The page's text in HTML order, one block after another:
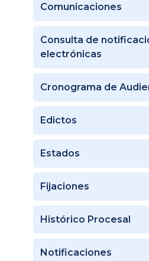
Comunicaciones
Consulta de
electrónicas
Cronograma de
Edictos
Estados
Fijaciones
Histórico Procesal
Notificaciones